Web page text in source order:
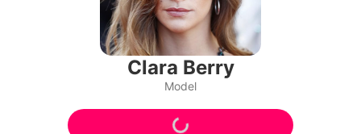
Promiflash Exklusiv
Alle Themen auf Promiflash
Jobs
Clara Berry
Model